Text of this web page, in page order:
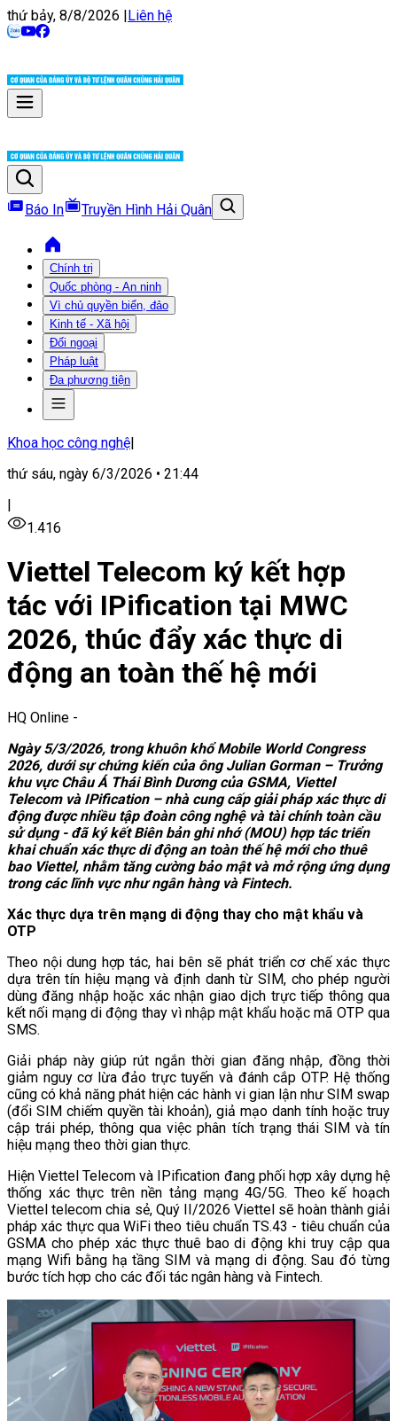
thứ bảy, 8/8/2026 |Liên hệ
Báo In Truyền Hình Hải Quân
Chính trị
Quốc phòng - An ninh
Vì chủ quyền biển, đảo
Kinh tế - Xã hội
Đối ngoại
Pháp luật
Đa phương tiện
Khoa học công nghệ|
thứ sáu, ngày 6/3/2026 • 21:44
|
1.416
Viettel Telecom ký kết hợp
tác với IPification tại MWC
2026, thúc đẩy xác thực di
động an toàn thế hệ mới
HQ Online -
Ngày 5/3/2026, trong khuôn khổ Mobile World Congress
2026, dưới sự chứng kiến của ông Julian Gorman – Trưởng
khu vực Châu Á Thái Bình Dương của GSMA, Viettel
Telecom và IPification – nhà cung cấp giải pháp xác thực di
động được nhiều tập đoàn công nghệ và tài chính toàn cầu
sử dụng - đã ký kết Biên bản ghi nhớ (MOU) hợp tác triển
khai chuẩn xác thực di động an toàn thế hệ mới cho thuê
bao Viettel, nhằm tăng cường bảo mật và mở rộng ứng dụng
trong các lĩnh vực như ngân hàng và Fintech.
Xác thực dựa trên mạng di động thay cho mật khẩu và
OTP
Theo nội dung hợp tác, hai bên sẽ phát triển cơ chế xác thực
dựa trên tín hiệu mạng và định danh từ SIM, cho phép người
dùng đăng nhập hoặc xác nhận giao dịch trực tiếp thông qua
kết nối mạng di động thay vì nhập mật khẩu hoặc mã OTP qua
SMS.
Giải pháp này giúp rút ngắn thời gian đăng nhập, đồng thời
giảm nguy cơ lừa đảo trực tuyến và đánh cắp OTP. Hệ thống
cũng có khả năng phát hiện các hành vi gian lận như SIM swap
(đổi SIM chiếm quyền tài khoản), giả mạo danh tính hoặc truy
cập trái phép, thông qua việc phân tích trạng thái SIM và tín
hiệu mạng theo thời gian thực.
Hiện Viettel Telecom và IPification đang phối hợp xây dựng hệ
thống xác thực trên nền tảng mạng 4G/5G. Theo kế hoạch
Viettel telecom chia sẻ, Quý II/2026 Viettel sẽ hoàn thành giải
pháp xác thực qua WiFi theo tiêu chuẩn TS.43 - tiêu chuẩn của
GSMA cho phép xác thực thuê bao di động khi truy cập qua
mạng Wifi bằng hạ tầng SIM và mạng di động. Sau đó từng
bước tích hợp cho các đối tác ngân hàng và Fintech.